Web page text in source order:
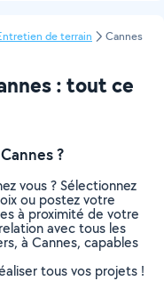
de terrain Cannes
: tout ce
?
vous ? Sélectionnez
ou postez votre
à proximité de votre
avec tous les
à Cannes, capables
tous vos projets !